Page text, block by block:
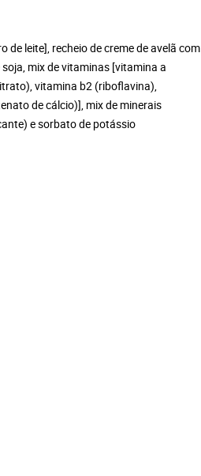
leite], recheio de creme de avelã com
mix de vitaminas [vitamina a
vitamina b2 (riboflavina),
de cálcio)], mix de minerais
e sorbato de potássio